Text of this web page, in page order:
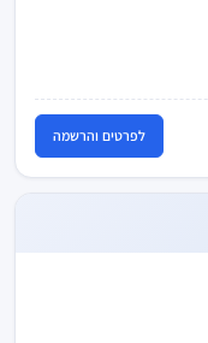
לפרטים והרשמה